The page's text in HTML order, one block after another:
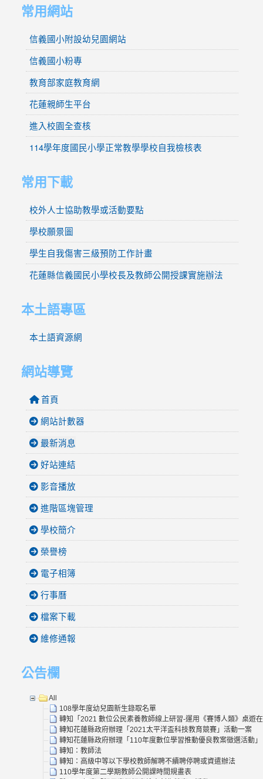
常用網站
信義國小附設幼兒園網站
信義國小粉專
教育部家庭教育網
花蓮親師生平台
進入校園全查核
114學年度國民小學正常教學學校自我檢核表
常用下載
校外人士協助教學或活動要點
學校願景圖
學生自我傷害三級預防工作計畫
花蓮縣信義國民小學校長及教師公開授課實施辦法
本土語專區
本土語資源網
網站導覽
首頁
網站計數器
最新消息
好站連結
影音播放
進階區塊管理
學校簡介
榮譽榜
電子相簿
行事曆
檔案下載
維修通報
公告欄
All
108學年度幼兒園新生錄取名單
轉知「2021 數位公民素養教師線上研習-運用《賽博人類》桌遊
轉知花蓮縣政府辦理「2021太平洋盃科技教育競賽」活動一案
轉知花蓮縣政府辦理「110年度數位學習推動優良教案徵選活動」
轉知：教師法
轉知：高級中等以下學校教師解聘不續聘停聘或資遣辦法
110學年度第二學期教師公開課時間規畫表